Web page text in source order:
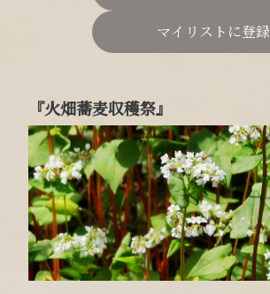
『火畑蕎麦収穫祭』
マイリストに登録